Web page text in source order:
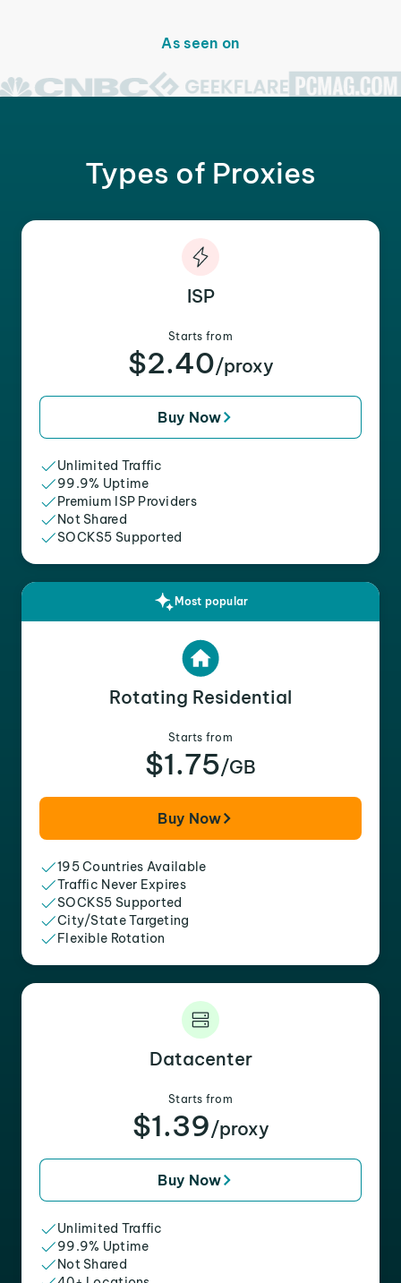
As seen on
Types of Proxies
ISP
Starts from
$2.40/proxy
Buy Now
Unlimited Traffic
99.9% Uptime
Premium ISP Providers
Not Shared
SOCKS5 Supported
Most popular
Rotating Residential
Starts from
$1.75/GB
Buy Now
195 Countries Available
Traffic Never Expires
SOCKS5 Supported
City/State Targeting
Flexible Rotation
Datacenter
Starts from
$1.39/proxy
Buy Now
Unlimited Traffic
99.9% Uptime
Not Shared